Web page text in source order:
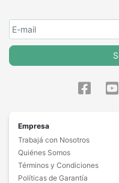
Empresa
Trabajá con Nosotros
Quiénes Somos
Términos y Condiciones
Políticas de Garantía